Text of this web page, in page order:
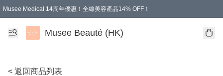
Musee Medical 14周年優惠！全線美容產品14% OFF！
凡購物滿HKD 500.00即享運費減免優惠
Musee Beauté (HK)
< 返回商品列表